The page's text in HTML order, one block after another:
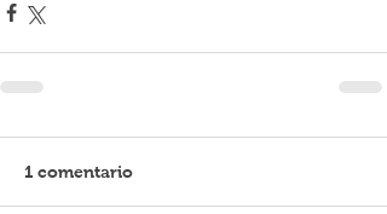
1 comentario